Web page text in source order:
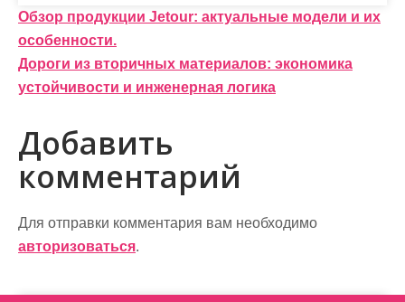
Н
а
в
и
г
а
ц
и
я
Обзор продукции Jetour: актуальные модели и их
особенности.
Дороги из вторичных материалов: экономика
устойчивости и инженерная логика
Добавить
комментарий
Для отправки комментария вам необходимо
авторизоваться.